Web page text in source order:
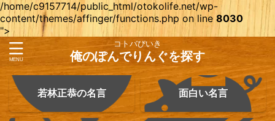
/home/c9157714/public_html/otokolife.net/wp-
content/themes/affinger/functions.php on line8030
">
コトバびいき
俺のぽんでりんぐを探す
若林正恭の名言 面白い名言